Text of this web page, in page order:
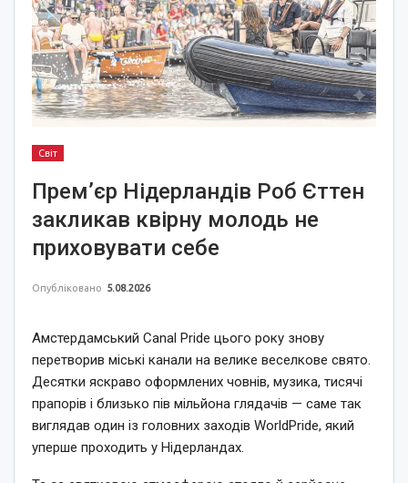
Світ
Прем’єр Нідерландів Роб Єттен
закликав квірну молодь не
приховувати себе
Опубліковано 5.08.2026
Амстердамський Canal Pride цього року знову
перетворив міські канали на велике веселкове свято.
Десятки яскраво оформлених човнів, музика, тисячі
прапорів і близько пів мільйона глядачів — саме так
виглядав один із головних заходів WorldPride, який
уперше проходить у Нідерландах.